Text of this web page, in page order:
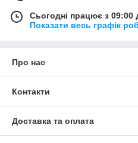
Сьогодні працює з 09:00
Показати весь графік
Про нас
Контакти
Доставка та оплата